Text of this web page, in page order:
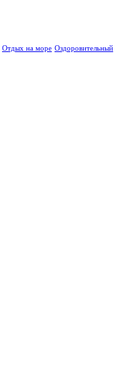
Отдых на море Оздоровительный